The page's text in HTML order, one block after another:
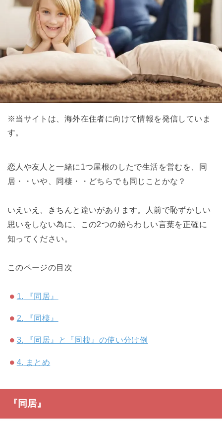
※当サイトは、海外在住者に向けて情報を発信していま
す。
恋人や友人と一緒に1つ屋根のしたで生活を営むを、同
居・・いや、同棲・・どちらでも同じことかな？
いえいえ、きちんと違いがあります。人前で恥ずかしい
思いをしない為に、この2つの紛らわしい言葉を正確に
知ってください。
このページの目次
1. 『同居』
2. 『同棲』
3. 『同居』と『同棲』の使い分け例
4. まとめ
『同居』